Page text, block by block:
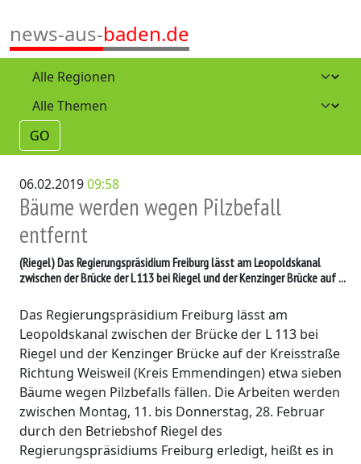
news-aus-baden.de
GO
06.02.201909:58
Bäume werden wegen Pilzbefall
entfernt
(Riegel)Das Regierungspräsidium Freiburg lässt am Leopoldskanal
zwischen der Brücke der L 113 bei Riegel und der Kenzinger Brücke auf ...
Das Regierungspräsidium Freiburg lässt am
Leopoldskanal zwischen der Brücke der L 113 bei
Riegel und der Kenzinger Brücke auf der Kreisstraße
Richtung Weisweil (Kreis Emmendingen) etwa sieben
Bäume wegen Pilzbefalls fällen. Die Arbeiten werden
zwischen Montag, 11. bis Donnerstag, 28. Februar
durch den Betriebshof Riegel des
Regierungspräsidiums Freiburg erledigt, heißt es in